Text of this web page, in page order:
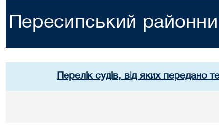
Пересипський
Перелік судів, від яких передано